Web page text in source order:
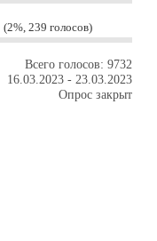
2%, 239 голосов
Всего голосов: 9732
16.03.2023 - 23.03.2023
Опрос закрыт